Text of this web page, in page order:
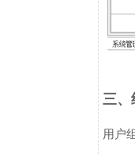
三、
用户